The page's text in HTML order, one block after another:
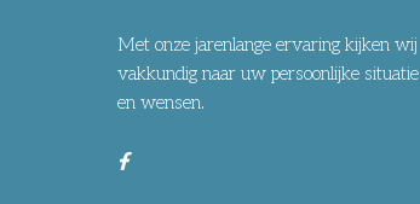
Met onze jarenlange ervaring kijken wij
vakkundig naar uw persoonlijke situatie
en wensen.